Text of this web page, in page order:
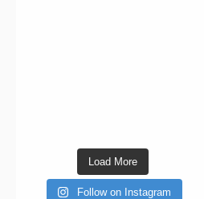
Load More
Follow on Instagram